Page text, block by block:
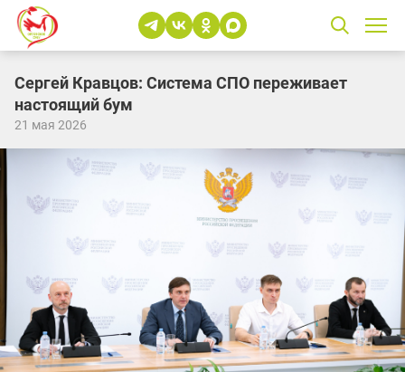
Сергей Кравцов: Система СПО переживает
настоящий бум
21 мая 2026